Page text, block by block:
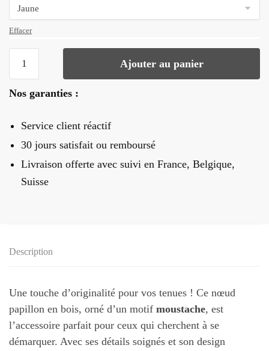
Effacer
Papillon
Moustache
Ajouter au panier
Nos garanties :
Service client réactif
30 jours satisfait ou remboursé
Livraison offerte avec suivi en France, Belgique,
Suisse
Description
Une touche d’originalité pour vos tenues ! Ce nœud
papillon en bois, orné d’un motif moustache, est
l’accessoire parfait pour ceux qui cherchent à se
démarquer. Avec ses détails soignés et son design